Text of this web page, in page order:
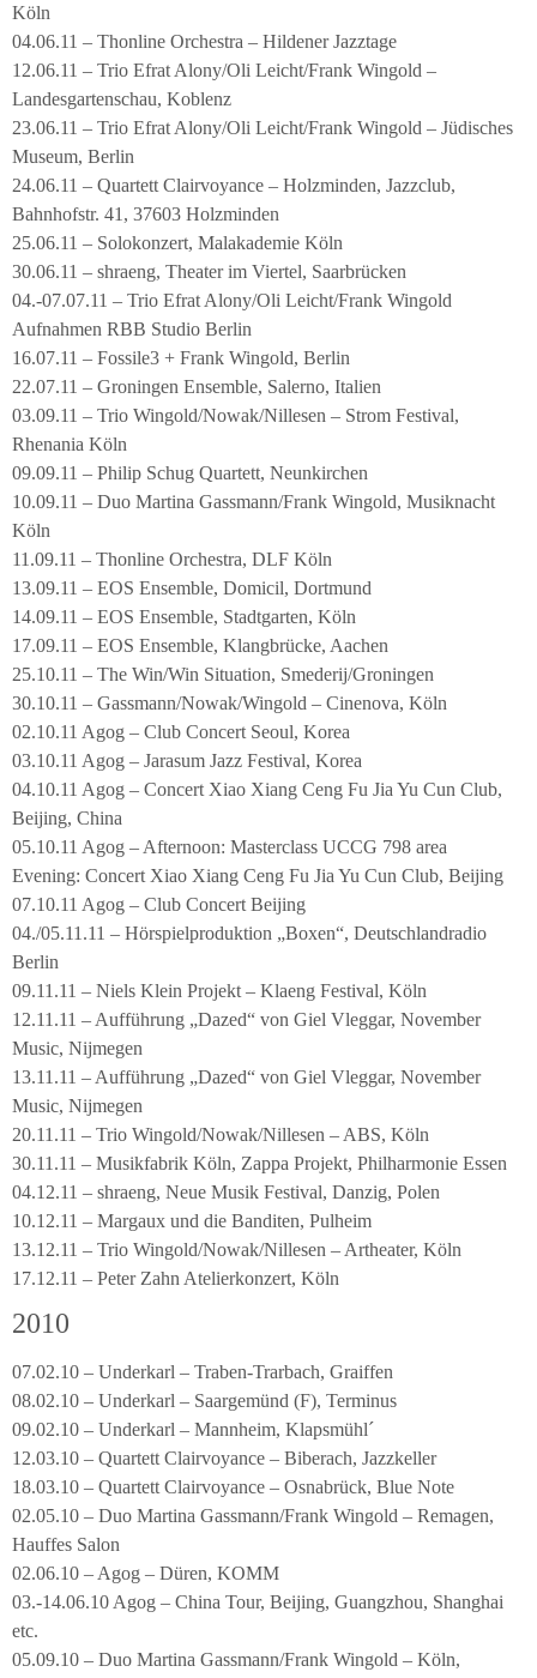
Köln
04.06.11 – Thonline Orchestra – Hildener Jazztage
12.06.11 – Trio Efrat Alony/Oli Leicht/Frank Wingold –
Landesgartenschau, Koblenz
23.06.11 – Trio Efrat Alony/Oli Leicht/Frank Wingold – Jüdisches
Museum, Berlin
24.06.11 – Quartett Clairvoyance – Holzminden, Jazzclub,
Bahnhofstr. 41, 37603 Holzminden
25.06.11 – Solokonzert, Malakademie Köln
30.06.11 – shraeng, Theater im Viertel, Saarbrücken
04.-07.07.11 – Trio Efrat Alony/Oli Leicht/Frank Wingold
Aufnahmen RBB Studio Berlin
16.07.11 – Fossile3 + Frank Wingold, Berlin
22.07.11 – Groningen Ensemble, Salerno, Italien
03.09.11 – Trio Wingold/Nowak/Nillesen – Strom Festival,
Rhenania Köln
09.09.11 – Philip Schug Quartett, Neunkirchen
10.09.11 – Duo Martina Gassmann/Frank Wingold, Musiknacht
Köln
11.09.11 – Thonline Orchestra, DLF Köln
13.09.11 – EOS Ensemble, Domicil, Dortmund
14.09.11 – EOS Ensemble, Stadtgarten, Köln
17.09.11 – EOS Ensemble, Klangbrücke, Aachen
25.10.11 – The Win/Win Situation, Smederij/Groningen
30.10.11 – Gassmann/Nowak/Wingold – Cinenova, Köln
02.10.11 Agog – Club Concert Seoul, Korea
03.10.11 Agog – Jarasum Jazz Festival, Korea
04.10.11 Agog – Concert Xiao Xiang Ceng Fu Jia Yu Cun Club,
Beijing, China
05.10.11 Agog – Afternoon: Masterclass UCCG 798 area
Evening: Concert Xiao Xiang Ceng Fu Jia Yu Cun Club, Beijing
07.10.11 Agog – Club Concert Beijing
04./05.11.11 – Hörspielproduktion „Boxen“, Deutschlandradio
Berlin
09.11.11 – Niels Klein Projekt – Klaeng Festival, Köln
12.11.11 – Aufführung „Dazed“ von Giel Vleggar, November
Music, Nijmegen
13.11.11 – Aufführung „Dazed“ von Giel Vleggar, November
Music, Nijmegen
20.11.11 – Trio Wingold/Nowak/Nillesen – ABS, Köln
30.11.11 – Musikfabrik Köln, Zappa Projekt, Philharmonie Essen
04.12.11 – shraeng, Neue Musik Festival, Danzig, Polen
10.12.11 – Margaux und die Banditen, Pulheim
13.12.11 – Trio Wingold/Nowak/Nillesen – Artheater, Köln
17.12.11 – Peter Zahn Atelierkonzert, Köln
2010
07.02.10 – Underkarl – Traben-Trarbach, Graiffen
08.02.10 – Underkarl – Saargemünd (F), Terminus
09.02.10 – Underkarl – Mannheim, Klapsmühl´
12.03.10 – Quartett Clairvoyance – Biberach, Jazzkeller
18.03.10 – Quartett Clairvoyance – Osnabrück, Blue Note
02.05.10 – Duo Martina Gassmann/Frank Wingold – Remagen,
Hauffes Salon
02.06.10 – Agog – Düren, KOMM
03.-14.06.10 Agog – China Tour, Beijing, Guangzhou, Shanghai
etc.
05.09.10 – Duo Martina Gassmann/Frank Wingold – Köln,